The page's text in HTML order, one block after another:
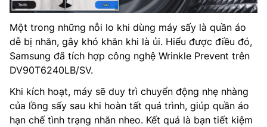
Một trong những nỗi lo khi dùng máy sấy là quần áo
dễ bị nhăn, gây khó khăn khi là ủi. Hiểu được điều đó,
Samsung đã tích hợp công nghệ Wrinkle Prevent trên
DV90T6240LB/SV.
Khi kích hoạt, máy sẽ duy trì chuyển động nhẹ nhàng
của lồng sấy sau khi hoàn tất quá trình, giúp quần áo
hạn chế tình trạng nhăn nheo. Kết quả là bạn tiết kiệm